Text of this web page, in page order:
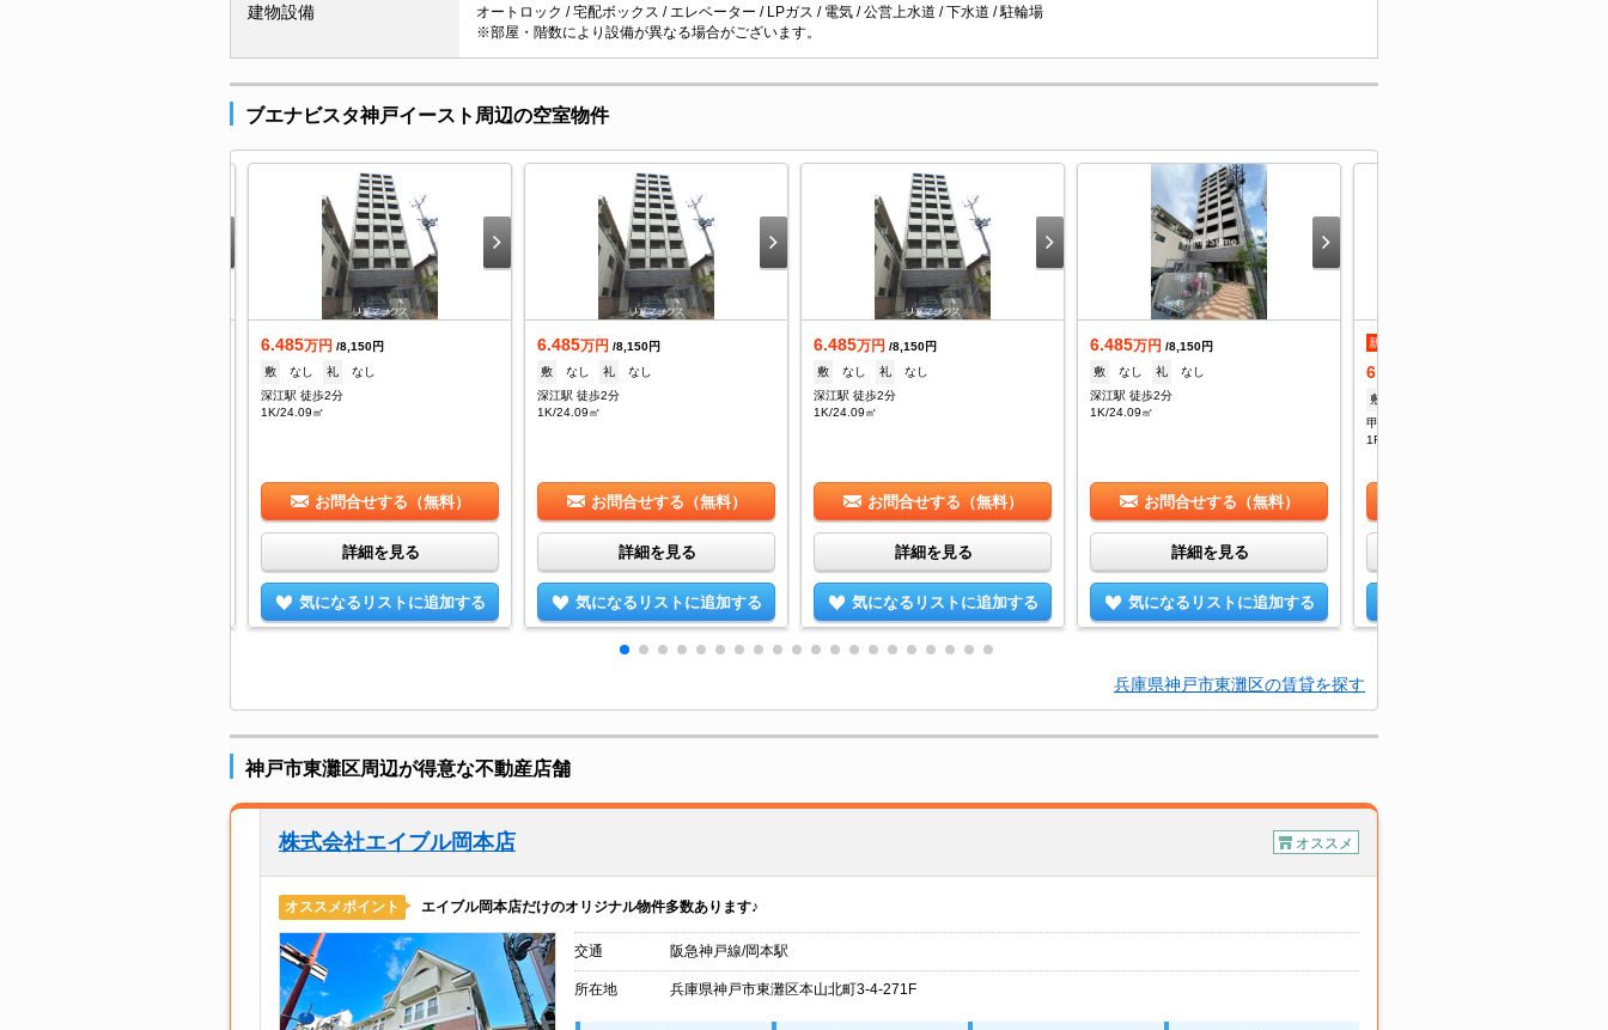
建物設備
オートロック / 宅配ボックス / エレベーター / LPガス / 電気 / 公営上水道 / 下水道 / 駐輪場
※部屋・階数により設備が異なる場合がございます。
ブエナビスタ神戸イースト周辺の空室物件
6.485万円 /8,150円
敷
なし 礼
なし
深江駅 徒歩2分
1K/24.09㎡
お問合せする（無料）
詳細を見る
気になるリストに追加する
6.485万円 /8,150円
敷
なし 礼
なし
深江駅 徒歩2分
1K/24.09㎡
お問合せする（無料）
詳細を見る
気になるリストに追加する
6.485万円 /8,150円
敷
なし 礼
なし
深江駅 徒歩2分
1K/24.09㎡
お問合せする（無料）
詳細を見る
気になるリストに追加する
6.485万円 /8,150円
敷
なし 礼
なし
深江駅 徒歩2分
1K/24.09㎡
お問合せする（無料）
詳細を見る
気になるリストに追加する
新着
6.485
敷
甲南山手駅 徒歩16分
1R/24.09㎡
兵庫県神戸市東灘区の賃貸を探す
神戸市東灘区周辺が得意な不動産店舗
株式会社エイブル岡本店 オススメ
オススメポイント エイブル岡本店だけのオリジナル物件多数あります♪
交通 阪急神戸線/岡本駅
所在地 兵庫県神戸市東灘区本山北町3-4-271F